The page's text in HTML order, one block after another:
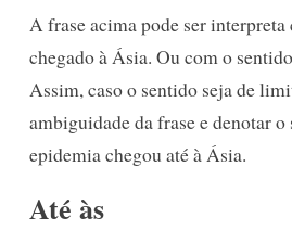
A frase acima pode ser
chegado à Ásia. Ou com o
Assim, caso o sentido seja de
ambiguidade da frase e denotar
epidemia chegou até à Ásia.
Até às